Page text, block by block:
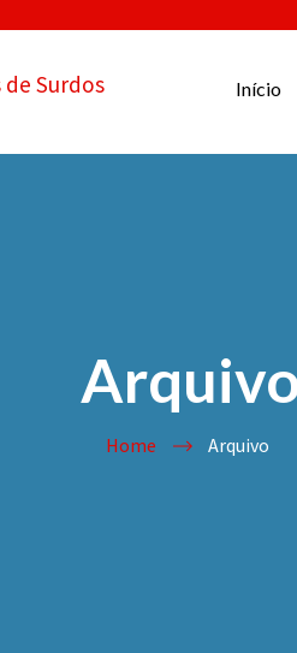
Surdos Início
Home Arquivo